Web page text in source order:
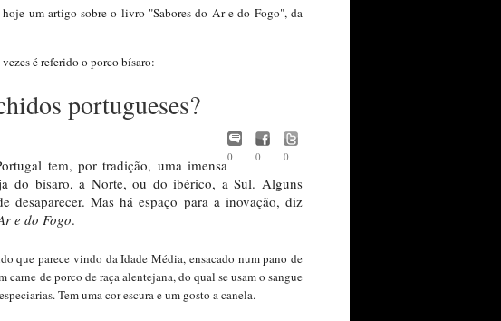
um artigo sobre o livro "Sabores do Ar e do Fogo", da
é referido o porco bísaro:
portugueses?
0 0 0
tem, por tradição, uma imensa
do bísaro, a Norte, ou do ibérico, a Sul. Alguns
desaparecer. Mas há espaço para a inovação, diz
e do Fogo.
que parece vindo da Idade Média, ensacado num pano de
de porco de raça alentejana, do qual se usam o sangue
Tem uma cor escura e um gosto a canela.